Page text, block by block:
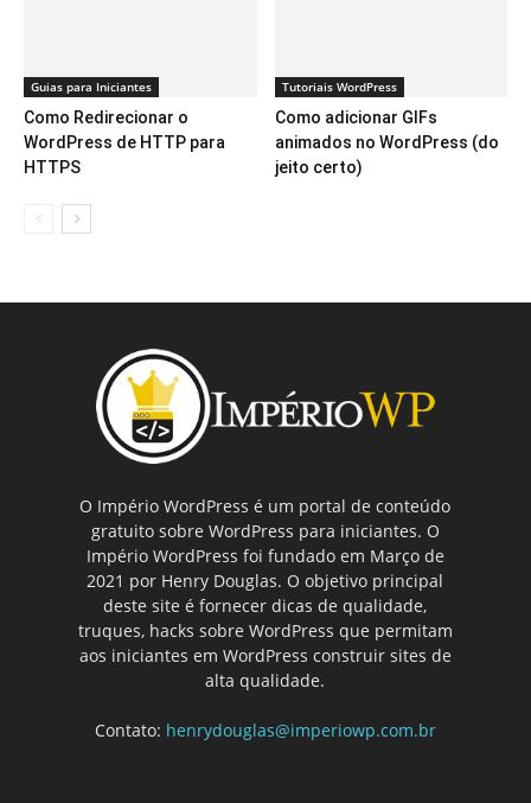
Guias para Iniciantes
Como Redirecionar o
WordPress de HTTP para
HTTPS
Tutoriais WordPress
Como adicionar GIFs
animados no WordPress (do
jeito certo)
O Império WordPress é um portal de conteúdo
gratuito sobre WordPress para iniciantes. O
Império WordPress foi fundado em Março de
2021 por Henry Douglas. O objetivo principal
deste site é fornecer dicas de qualidade,
truques, hacks sobre WordPress que permitam
aos iniciantes em WordPress construir sites de
alta qualidade.
Contato: henrydouglas@imperiowp.com.br